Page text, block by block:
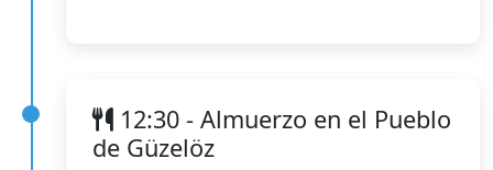
12:30 - Almuerzo en el Pueblo
de Güzelöz